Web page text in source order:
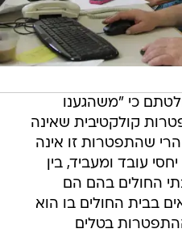
כי "משהגענו
קולקטיבית שאינה
הרי שהתפטרות זו אינה
עובד ומעביד, בין
החולים בהם הם
בבית החולים בו הוא
בטלים